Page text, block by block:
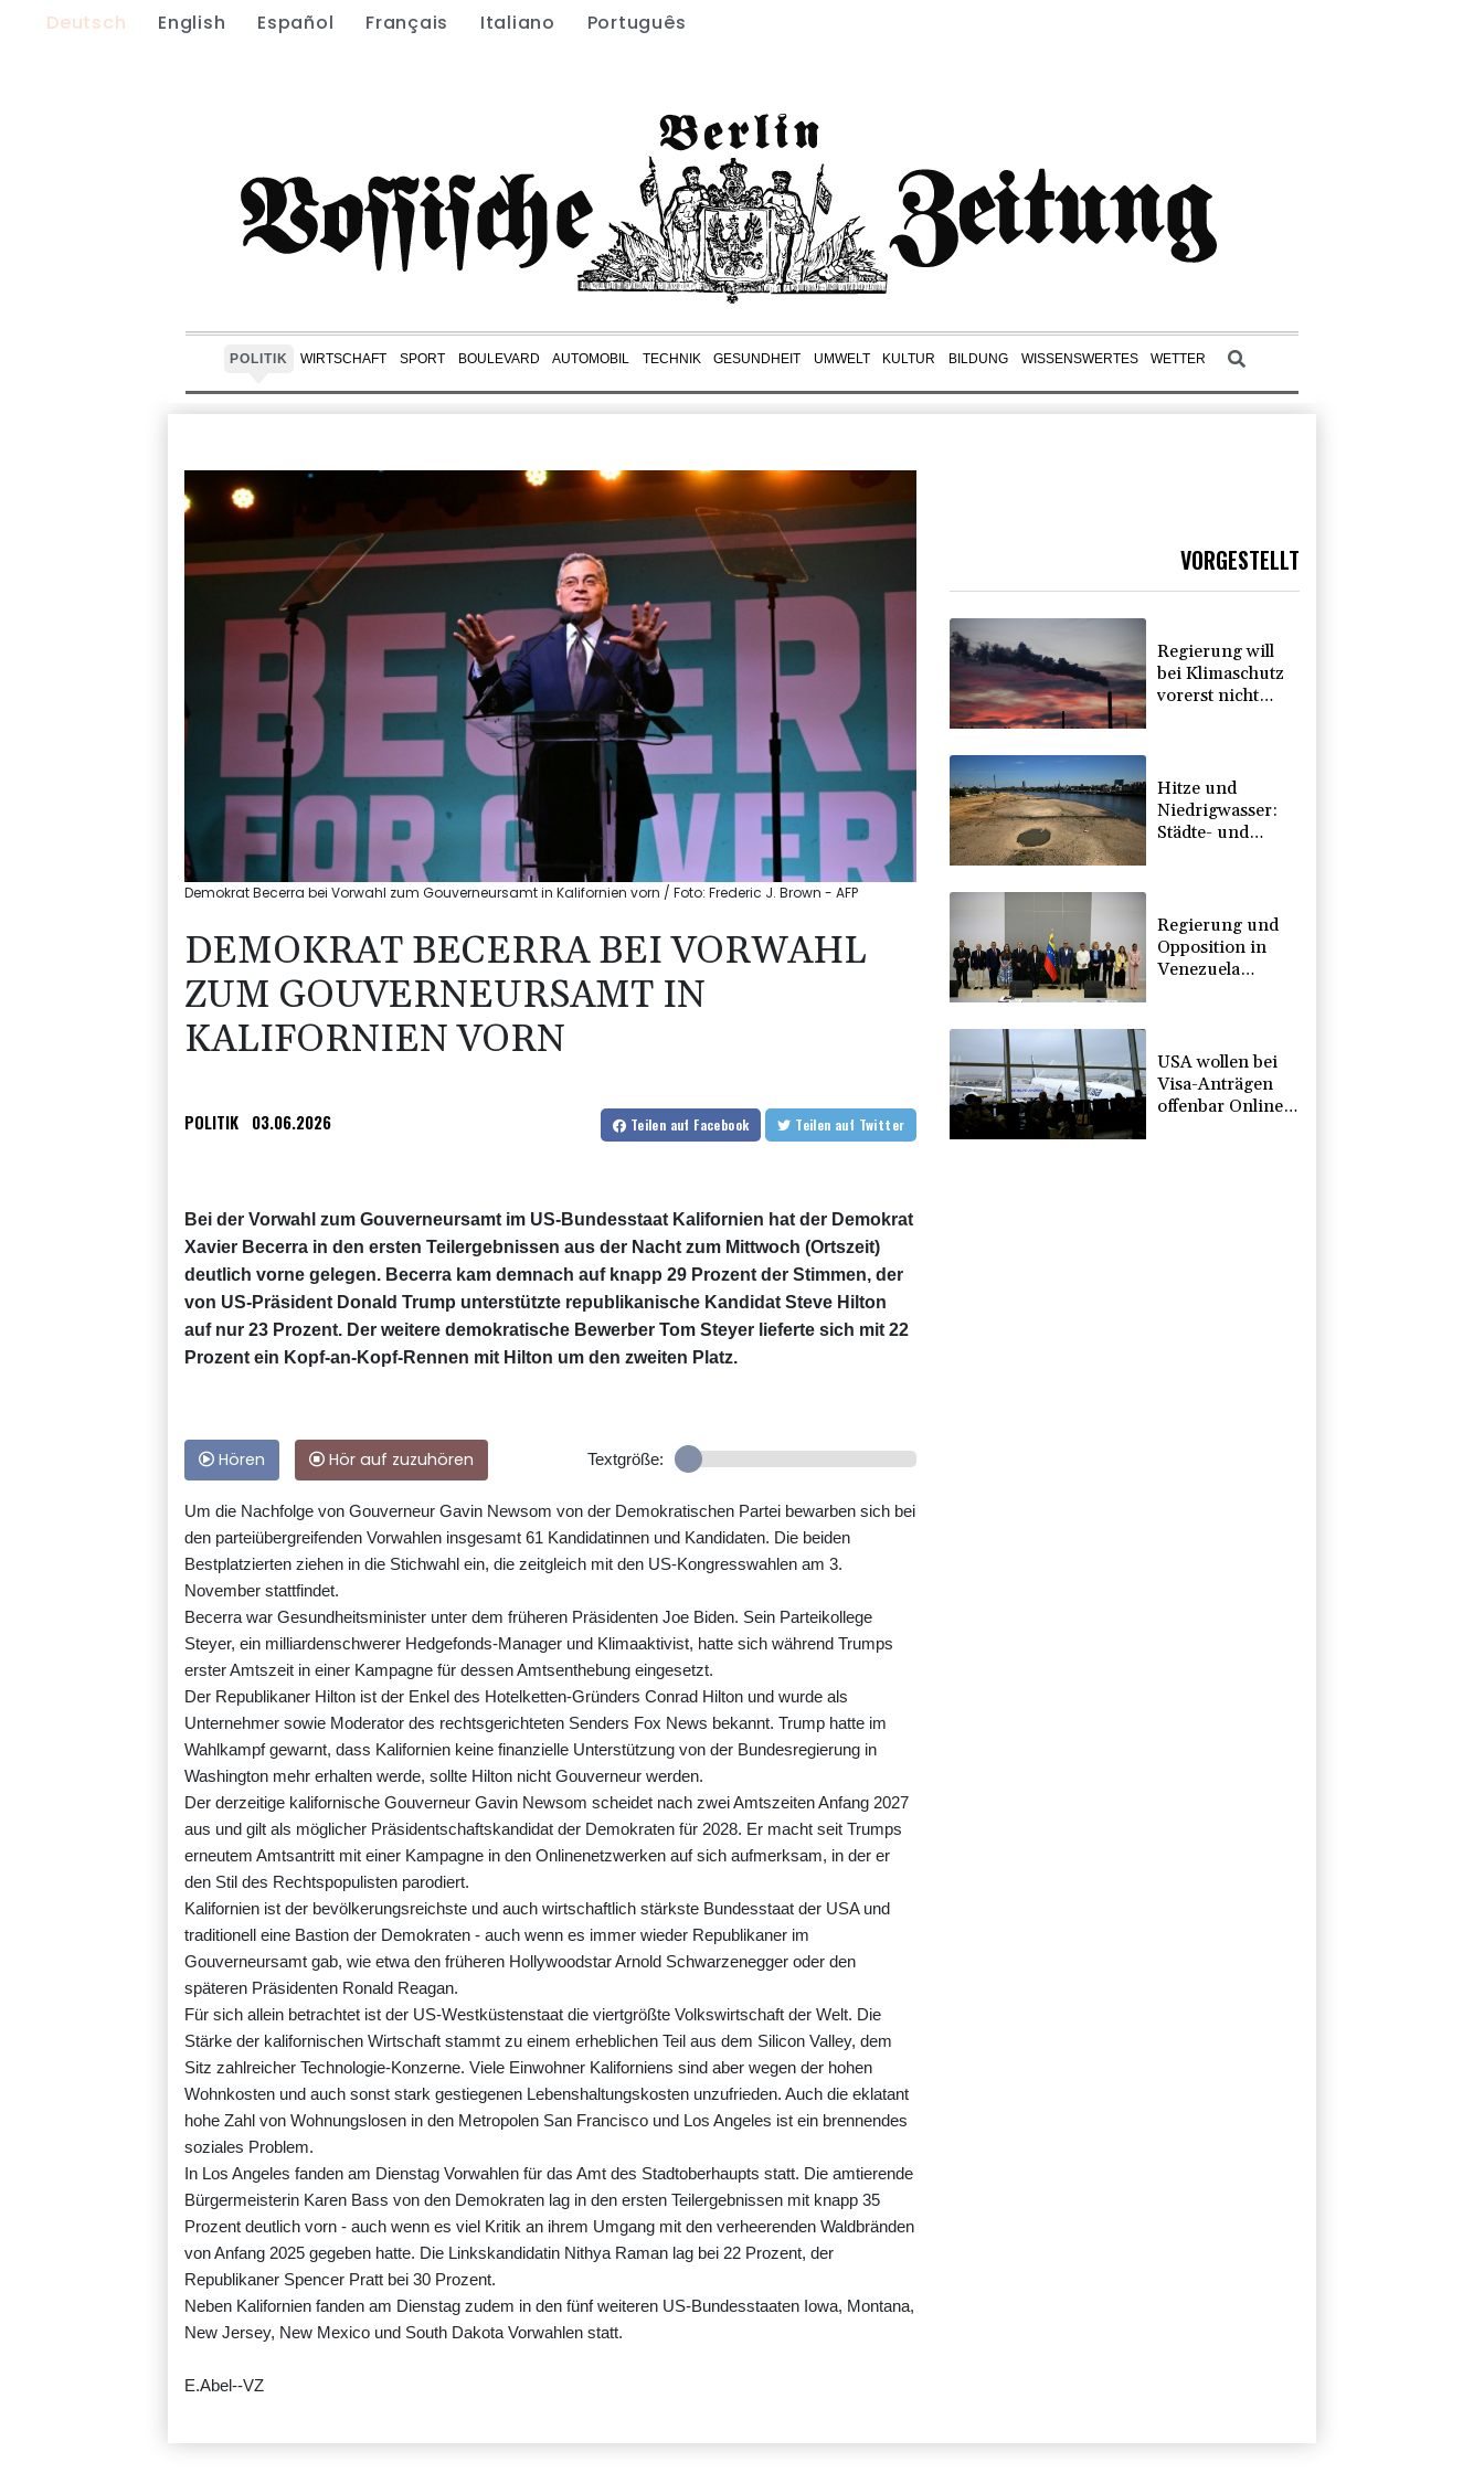
Deutsch English Español Français Italiano Português
POLITIK WIRTSCHAFT SPORT BOULEVARD AUTOMOBIL TECHNIK GESUNDHEIT UMWELT KULTUR BILDUNG WISSENSWERTES WETTER
Demokrat Becerra bei Vorwahl zum Gouverneursamt in Kalifornien vorn / Foto: Frederic J. Brown - AFP
DEMOKRAT BECERRA BEI VORWAHL
ZUM GOUVERNEURSAMT IN
KALIFORNIEN VORN
POLITIK 03.06.2026 Teilen auf Facebook Teilen auf Twitter
Bei der Vorwahl zum Gouverneursamt im US-Bundesstaat Kalifornien hat der Demokrat
Xavier Becerra in den ersten Teilergebnissen aus der Nacht zum Mittwoch (Ortszeit)
deutlich vorne gelegen. Becerra kam demnach auf knapp 29 Prozent der Stimmen, der
von US-Präsident Donald Trump unterstützte republikanische Kandidat Steve Hilton
auf nur 23 Prozent. Der weitere demokratische Bewerber Tom Steyer lieferte sich mit 22
Prozent ein Kopf-an-Kopf-Rennen mit Hilton um den zweiten Platz.
Hören Hör auf zuzuhören Textgröße:
Um die Nachfolge von Gouverneur Gavin Newsom von der Demokratischen Partei bewarben sich bei
den parteiübergreifenden Vorwahlen insgesamt 61 Kandidatinnen und Kandidaten. Die beiden
Bestplatzierten ziehen in die Stichwahl ein, die zeitgleich mit den US-Kongresswahlen am 3.
November stattfindet.
Becerra war Gesundheitsminister unter dem früheren Präsidenten Joe Biden. Sein Parteikollege
Steyer, ein milliardenschwerer Hedgefonds-Manager und Klimaaktivist, hatte sich während Trumps
erster Amtszeit in einer Kampagne für dessen Amtsenthebung eingesetzt.
Der Republikaner Hilton ist der Enkel des Hotelketten-Gründers Conrad Hilton und wurde als
Unternehmer sowie Moderator des rechtsgerichteten Senders Fox News bekannt. Trump hatte im
Wahlkampf gewarnt, dass Kalifornien keine finanzielle Unterstützung von der Bundesregierung in
Washington mehr erhalten werde, sollte Hilton nicht Gouverneur werden.
Der derzeitige kalifornische Gouverneur Gavin Newsom scheidet nach zwei Amtszeiten Anfang 2027
aus und gilt als möglicher Präsidentschaftskandidat der Demokraten für 2028. Er macht seit Trumps
erneutem Amtsantritt mit einer Kampagne in den Onlinenetzwerken auf sich aufmerksam, in der er
den Stil des Rechtspopulisten parodiert.
Kalifornien ist der bevölkerungsreichste und auch wirtschaftlich stärkste Bundesstaat der USA und
traditionell eine Bastion der Demokraten - auch wenn es immer wieder Republikaner im
Gouverneursamt gab, wie etwa den früheren Hollywoodstar Arnold Schwarzenegger oder den
späteren Präsidenten Ronald Reagan.
Für sich allein betrachtet ist der US-Westküstenstaat die viertgrößte Volkswirtschaft der Welt. Die
Stärke der kalifornischen Wirtschaft stammt zu einem erheblichen Teil aus dem Silicon Valley, dem
Sitz zahlreicher Technologie-Konzerne. Viele Einwohner Kaliforniens sind aber wegen der hohen
Wohnkosten und auch sonst stark gestiegenen Lebenshaltungskosten unzufrieden. Auch die eklatant
hohe Zahl von Wohnungslosen in den Metropolen San Francisco und Los Angeles ist ein brennendes
soziales Problem.
In Los Angeles fanden am Dienstag Vorwahlen für das Amt des Stadtoberhaupts statt. Die amtierende
Bürgermeisterin Karen Bass von den Demokraten lag in den ersten Teilergebnissen mit knapp 35
Prozent deutlich vorn - auch wenn es viel Kritik an ihrem Umgang mit den verheerenden Waldbränden
von Anfang 2025 gegeben hatte. Die Linkskandidatin Nithya Raman lag bei 22 Prozent, der
Republikaner Spencer Pratt bei 30 Prozent.
Neben Kalifornien fanden am Dienstag zudem in den fünf weiteren US-Bundesstaaten Iowa, Montana,
New Jersey, New Mexico und South Dakota Vorwahlen statt.
E.Abel--VZ
VORGESTELLT
Regierung will
bei Klimaschutz
vorerst nicht
Hitze und
Niedrigwasser:
Städte- und
Kraftakt"
Regierung und
Opposition in
Venezuela
USA wollen bei
Visa-Anträgen
offenbar Online-